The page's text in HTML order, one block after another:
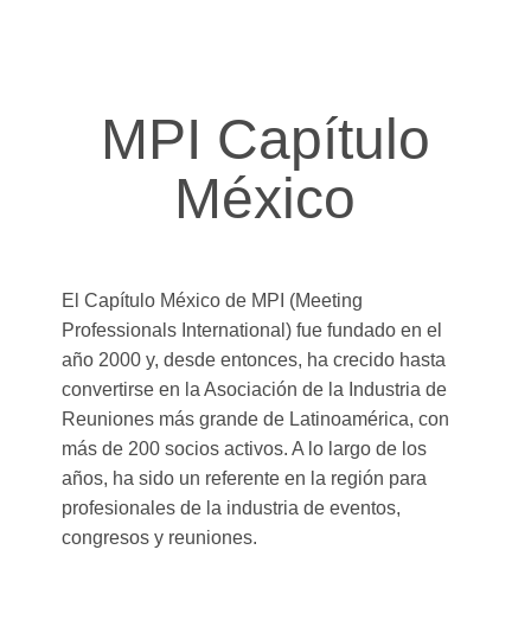
MPI Capítulo
México
El Capítulo México de MPI (Meeting
Professionals International) fue fundado en el
año 2000 y, desde entonces, ha crecido hasta
convertirse en la Asociación de la Industria de
Reuniones más grande de Latinoamérica, con
más de 200 socios activos. A lo largo de los
años, ha sido un referente en la región para
profesionales de la industria de eventos,
congresos y reuniones.